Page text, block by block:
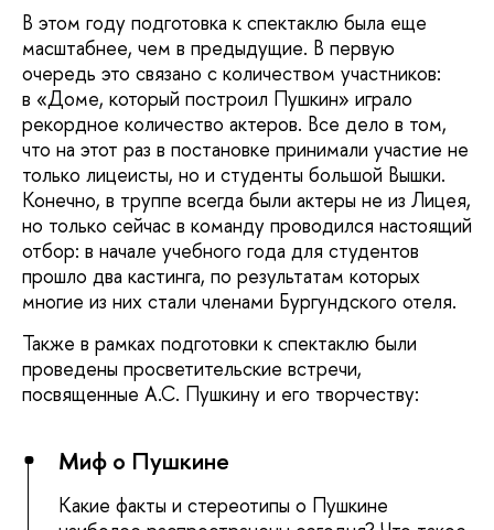
В этом году подготовка к спектаклю была еще
масштабнее, чем в предыдущие. В первую
очередь это связано с количеством участников:
в «Доме, который построил Пушкин» играло
рекордное количество актеров. Все дело в том,
что на этот раз в постановке принимали участие не
только лицеисты, но и студенты большой Вышки.
Конечно, в труппе всегда были актеры не из Лицея,
но только сейчас в команду проводился настоящий
отбор: в начале учебного года для студентов
прошло два кастинга, по результатам которых
многие из них стали членами Бургундского отеля.
Также в рамках подготовки к спектаклю были
проведены просветительские встречи,
посвященные А.С. Пушкину и его творчеству:
Миф о Пушкине
Какие факты и стереотипы о Пушкине